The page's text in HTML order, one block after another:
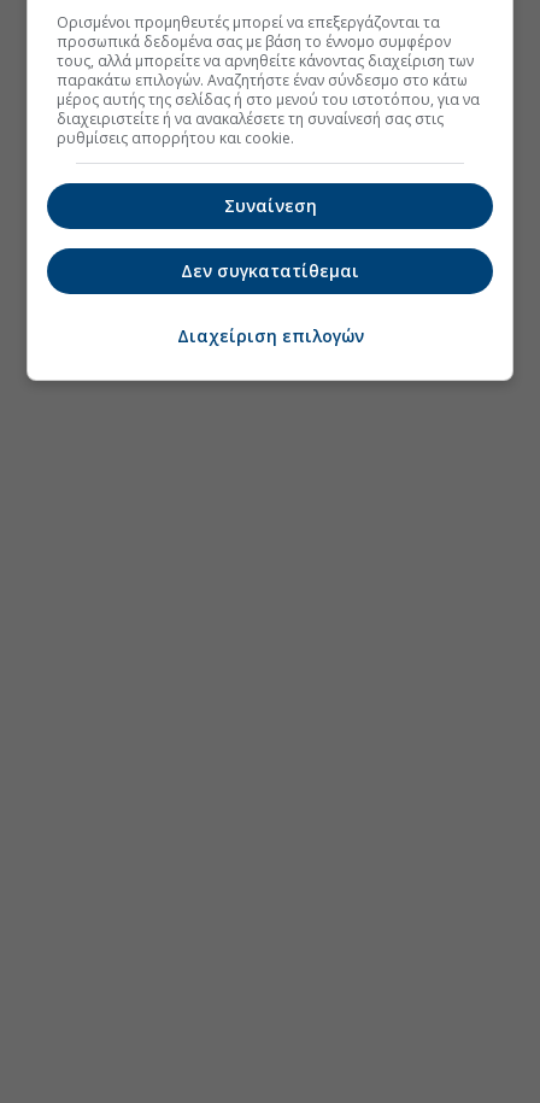
Ορισμένοι προμηθευτές μπορεί να επεξεργάζονται τα
προσωπικά δεδομένα σας με βάση το έννομο συμφέρον
τους, αλλά μπορείτε να αρνηθείτε κάνοντας διαχείριση των
παρακάτω επιλογών. Αναζητήστε έναν σύνδεσμο στο κάτω
μέρος αυτής της σελίδας ή στο μενού του ιστοτόπου, για να
διαχειριστείτε ή να ανακαλέσετε τη συναίνεσή σας στις
ρυθμίσεις απορρήτου και cookie.
Συναίνεση
Δεν συγκατατίθεμαι
Διαχείριση επιλογών